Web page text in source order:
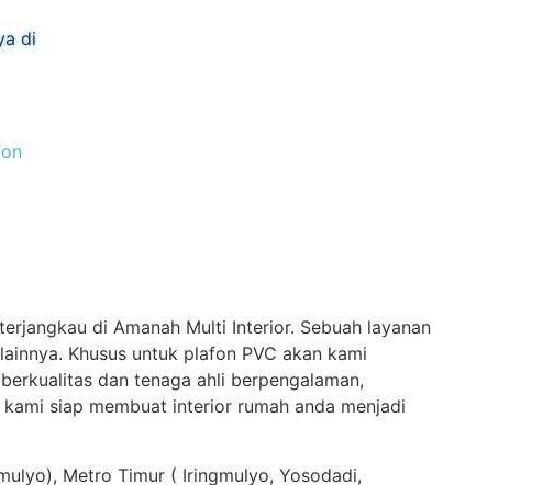
di
di Amanah Multi Interior. Sebuah layanan
Khusus untuk plafon PVC akan kami
dan tenaga ahli berpengalaman,
siap membuat interior rumah anda menjadi
Metro Timur ( Iringmulyo, Yosodadi,